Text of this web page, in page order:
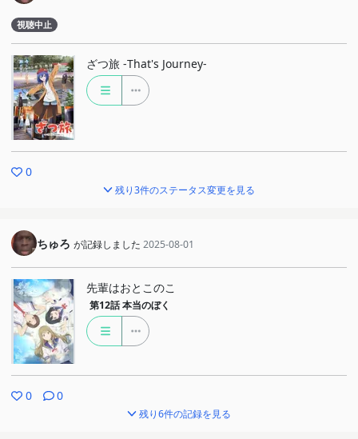
視聴中止
ざつ旅 -That's Journey-
0
残り3件のステータス変更を見る
ちゅろ が記録しました 2025-08-01
先輩はおとこのこ
第12話 本当のぼく
0 0
残り6件の記録を見る